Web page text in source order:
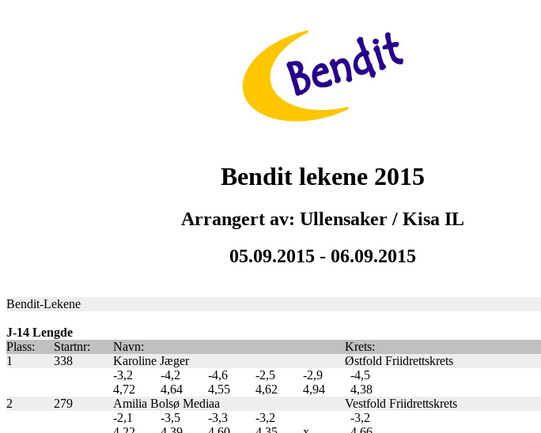
Bendit lekene 2015
Arrangert av: Ullensaker / Kisa IL
05.09.2015 - 06.09.2015
Bendit-Lekene
J-14 Lengde
Plass:
Startnr: Navn: Krets:
1
338 Karoline Jæger Østfold Friidrettskrets
-3,2
-4,2 -4,6 -2,5 -2,9
-4,5
4,72
4,64 4,55 4,62 4,94
4,38
2
279 Amilia Bolsø Mediaa Vestfold Friidrettskrets
-2,1
-3,5 -3,3 -3,2
-3,2